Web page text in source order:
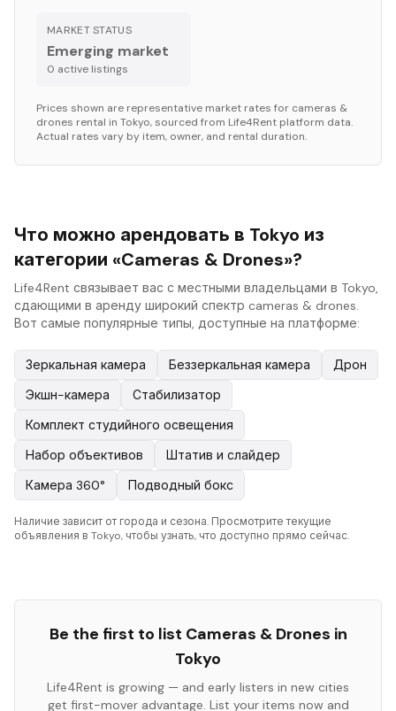
MARKET STATUS
Emerging market
0 active listings
Prices shown are representative market rates for cameras &
drones rental in Tokyo, sourced from Life4Rent platform data.
Actual rates vary by item, owner, and rental duration.
Что можно арендовать в Tokyo из
категории «Cameras & Drones»?
Life4Rent связывает вас с местными владельцами в Tokyo,
сдающими в аренду широкий спектр cameras & drones.
Вот самые популярные типы, доступные на платформе:
Зеркальная камера Беззеркальная камера
Дрон
Экшн-камера
Стабилизатор
Комплект студийного освещения
Набор объективов
Штатив и слайдер
Камера 360°
Подводный бокс
Наличие зависит от города и сезона. Просмотрите текущие
объявления в Tokyo, чтобы узнать, что доступно прямо сейчас.
Be the first to list Cameras & Drones in
Tokyo
Life4Rent is growing — and early listers in new cities
get first-mover advantage. List your items now and